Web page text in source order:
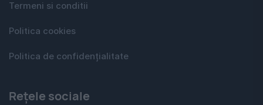
Termeni si conditii
Politica cookies
Politica de confidențialitate
Rețele sociale